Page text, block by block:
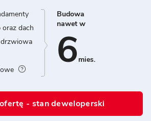
dach
Budowa
nawet w
6 mies.
- stan deweloperski